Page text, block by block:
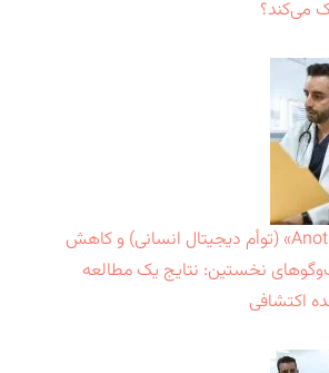
می‌کند؟
فناوری «Another Me» (توأم دیجیتال انسانی) و کاهش
نخستین: نتایج یک مطالعه
اکتشافی